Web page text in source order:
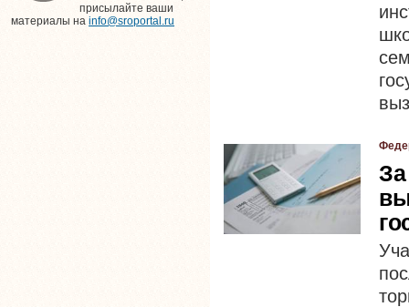
присылайте ваши
материалы на info@sroportal.ru